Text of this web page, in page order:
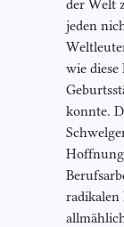
der Welt
jeden
wie diese
konnte.
radikalen